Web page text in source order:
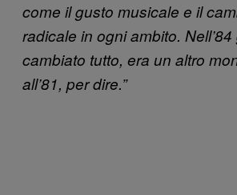
come il gusto musicale e il
radicale in ogni ambito.
cambiato tutto, era un altro
all’81, per dire.”